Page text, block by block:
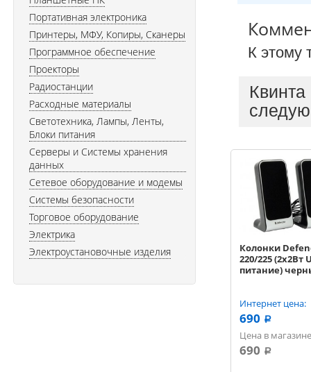
К этому
Колонки
220/225 (2x2Вт
питание)
Интернет цена:
690 a
Цена в
690 a
Портативная электроника
Принтеры, МФУ, Копиры, Сканеры
Программное обеспечение
Проекторы
Радиостанции
Расходные материалы
Светотехника, Лампы, Ленты,
Блоки питания
Серверы и Системы хранения
данных
Сетевое оборудование и модемы
Системы безопасности
Торговое оборудование
Электрика
Электроустановочные изделия